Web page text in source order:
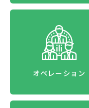
オペレーション